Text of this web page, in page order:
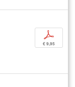
p
€ 9,95